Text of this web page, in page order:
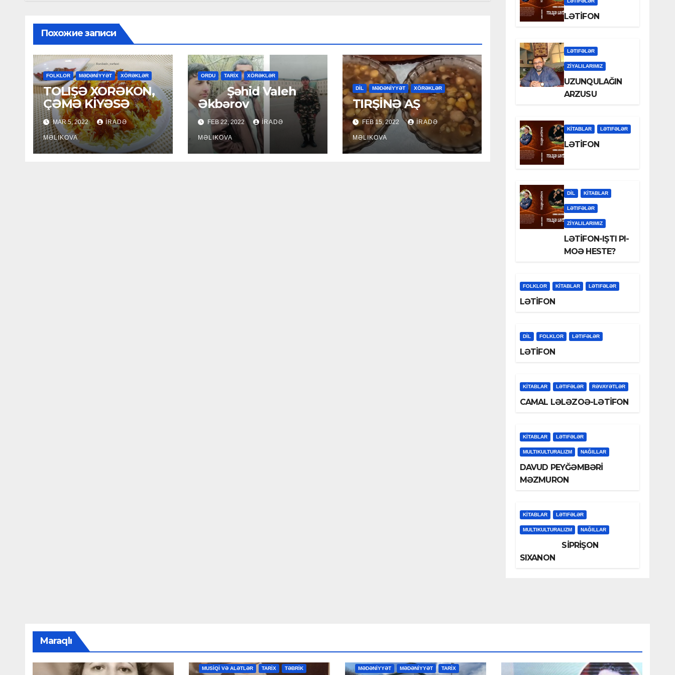
Похожие записи
FOLKLOR MƏDƏNİYYƏT XÖRƏKLƏR
TOLIŞƏ XORƏKON,
ÇƏMƏ KİYƏSƏ
MAR 5, 2022 İRADƏ
MƏLIKOVA
ORDU TARİX XÖRƏKLƏR
Şəhid Valeh
Əkbərov
FEB 22, 2022 İRADƏ
MƏLIKOVA
DİL MƏDƏNİYYƏT XÖRƏKLƏR
TIRŞİNƏ AŞ
FEB 15, 2022 İRADƏ
MƏLIKOVA
LƏTİFON
LƏTIFƏLƏR
ZİYALILARIMIZ
UZUNQULAĞIN
ARZUSU
KİTABLAR LƏTIFƏLƏR
LƏTİFON
DİL KİTABLAR
LƏTIFƏLƏR
ZİYALILARIMIZ
LƏTİFON-IŞTI PI-
MOƏ HESTE?
FOLKLOR KİTABLAR LƏTIFƏLƏR
LƏTİFON
DİL FOLKLOR LƏTIFƏLƏR
LƏTİFON
KİTABLAR LƏTIFƏLƏR RƏVAYƏTLƏR
CAMAL LƏLƏZOƏ-LƏTİFON
KİTABLAR LƏTIFƏLƏR
MULTIKULTURALIZM NAĞILLAR
DAVUD PEYĞƏMBƏRİ
MƏZMURON
KİTABLAR LƏTIFƏLƏR
MULTIKULTURALIZM NAĞILLAR
SİPRİŞON
SIXANON
Maraqlı
MAHNILAR MƏDƏNİYYƏT MƏDƏNİYYƏT
MUSİQİ VƏ ALƏTLƏR TARİX TƏBRİK MƏDƏNİYYƏT MƏDƏNİYYƏT TARİX